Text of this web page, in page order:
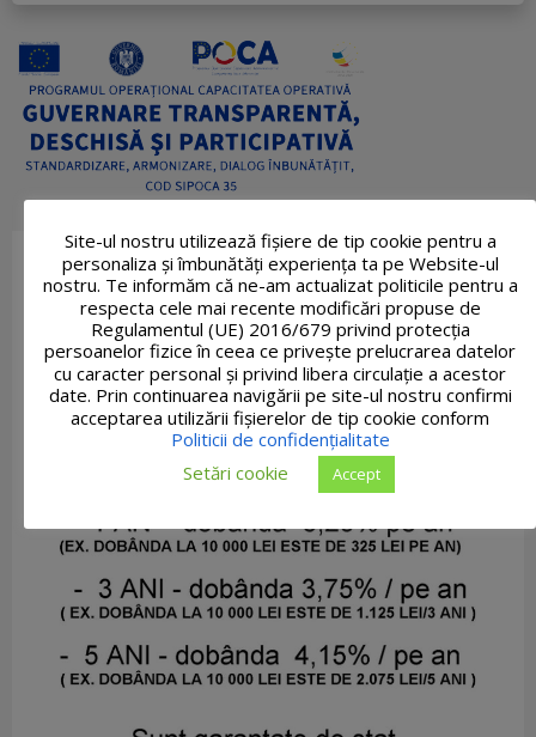
Site-ul nostru utilizează fişiere de tip cookie pentru a
personaliza și îmbunătăți experiența ta pe Website-ul
nostru. Te informăm că ne-am actualizat politicile pentru a
respecta cele mai recente modificări propuse de
Regulamentul (UE) 2016/679 privind protecția
persoanelor fizice în ceea ce privește prelucrarea datelor
cu caracter personal și privind libera circulație a acestor
date. Prin continuarea navigării pe site-ul nostru confirmi
acceptarea utilizării fişierelor de tip cookie conform
Politicii de confidențialitate
Setări cookie
Accept